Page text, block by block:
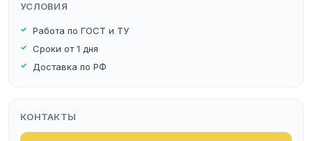
УСЛОВИЯ
Работа по ГОСТ и ТУ
Сроки от 1 дня
Доставка по РФ
КОНТАКТЫ